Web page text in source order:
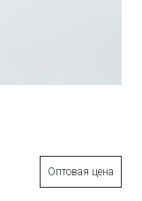
Оптовая цена